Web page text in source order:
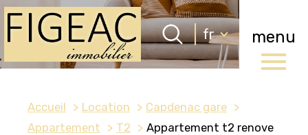
menu
Langue
fr
Accueil 0 Langue
fr
Accueil Location
Capdenac gare
Appartement
T2 Appartement t2 renove